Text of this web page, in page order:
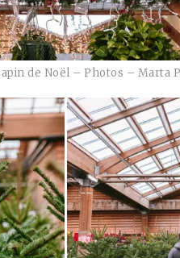
de Noël – Photos – Marta